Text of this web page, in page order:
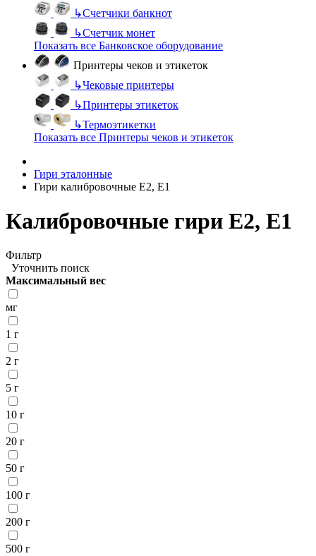
↳Счетчики банкнот
↳Счетчик монет
Показать все Банковское оборудование
Принтеры чеков и этикеток
↳Чековые принтеры
↳Принтеры этикеток
↳Термоэтикетки
Показать все Принтеры чеков и этикеток
Гири эталонные
Гири калибровочные E2, Е1
Калибровочные гири Е2, Е1
Фильтр
Уточнить поиск
Максимальный вес
мг
1 г
2 г
5 г
10 г
20 г
50 г
100 г
200 г
500 г